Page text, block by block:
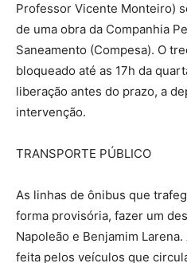
Professor Vicente Monteiro)
de uma obra da Companhia
Saneamento (Compesa). O
bloqueado até as 17h da
liberação antes do prazo, a
intervenção.
TRANSPORTE PÚBLICO
As linhas de ônibus que
forma provisória, fazer um
Napoleão e Benjamim
feita pelos veículos que